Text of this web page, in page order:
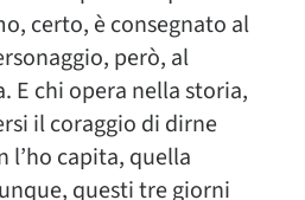
certo, è consegnato al
però, al
E chi opera nella storia,
il coraggio di dirne
l’ho capita, quella
questi tre giorni